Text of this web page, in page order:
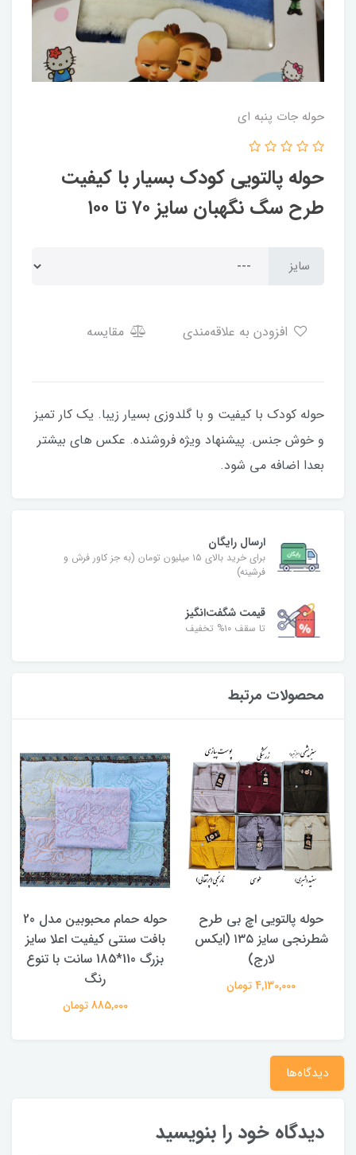
حوله جات پنبه ای
حوله پالتویی کودک بسیار با کیفیت
طرح سگ نگهبان سایز ۷۰ تا ۱۰۰
سایز
مقایسه
حوله کودک با کیفیت و با گلدوزی بسیار زیبا. یک کار تمیز
و خوش جنس. پیشنهاد ویژه فروشنده. عکس های بیشتر
بعدا اضافه می شود.
ارسال رایگان
برای خرید بالای ۱۵ میلیون تومان (به جز کاور فرش و
فرشینه)
قیمت شگفت‌انگیز
تا سقف ۱۰% تخفیف
محصولات مرتبط
حوله پالتویی اچ بی طرح
شطرنجی سایز ۱۳۵ (ایکس
لارج)
4,130,000 تومان
حوله حمام محبوبین مدل 20
بافت سنتی کیفیت اعلا سایز
بزرگ 110*185 سانت با تنوع
رنگ
885,000 تومان
دیدگاه‌ها
دیدگاه خود را بنویسید